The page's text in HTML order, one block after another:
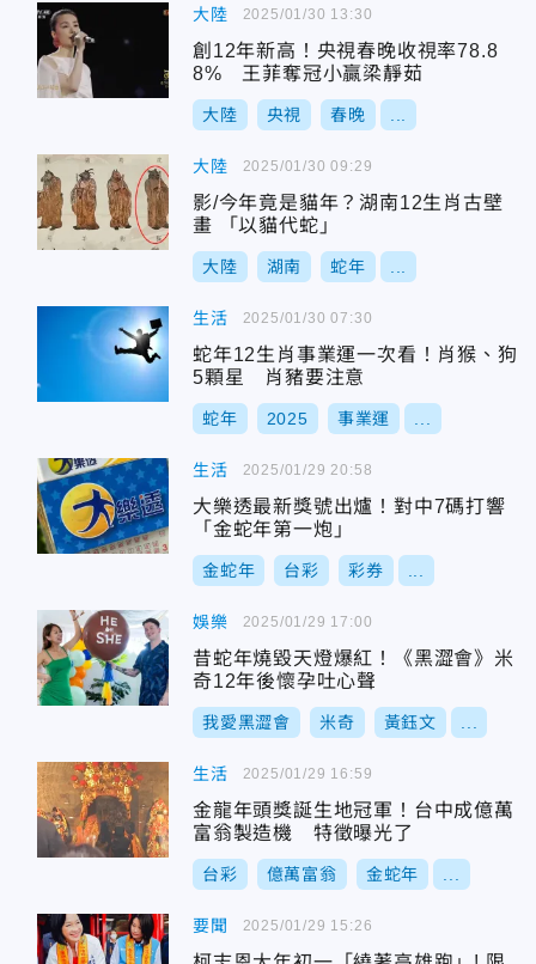
大陸
創12年新高！央視春晚收視率78.8
8% 王菲奪冠小贏梁靜茹
大陸 央視 春晚
2025/01/30 13:30
大陸
影/今年竟是貓年？湖南12生肖古壁
畫 「以貓代蛇」
大陸 湖南 蛇年
2025/01/30 09:29
生活
蛇年12生肖事業運一次看！肖猴、狗
5顆星 肖豬要注意
蛇年 2025 事業運
2025/01/30 07:30
生活
大樂透最新獎號出爐！對中7碼打響
「金蛇年第一炮」
金蛇年 台彩 彩券
2025/01/29 20:58
娛樂
昔蛇年燒毀天燈爆紅！《黑澀會》米
奇12年後懷孕吐心聲
我愛黑澀會 米奇 黃鈺文
2025/01/29 17:00
生活
金龍年頭獎誕生地冠軍！台中成億萬
富翁製造機 特徵曝光了
台彩 億萬富翁 金蛇年
2025/01/29 16:59
要聞 2025/01/29 15:26